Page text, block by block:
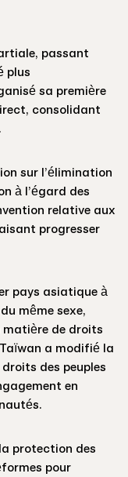
passant
plus
sa première
consolidant
sur l’élimination
à l’égard des
relative aux
progresser
pays asiatique à
même sexe,
de droits
a modifié la
des peuples
en
protection des
pour